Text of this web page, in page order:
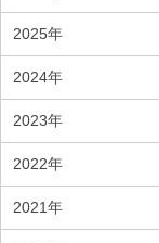
2025年
2024年
2023年
2022年
2021年